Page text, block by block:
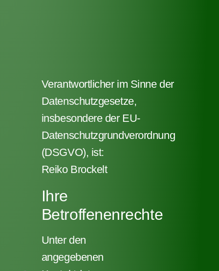
Verantwortlicher im Sinne der
Datenschutzgesetze,
insbesondere der EU-
Datenschutzgrundverordnung
(DSGVO), ist:
Reiko Brockelt
Ihre
Betroffenenrechte
Unter den
angegebenen